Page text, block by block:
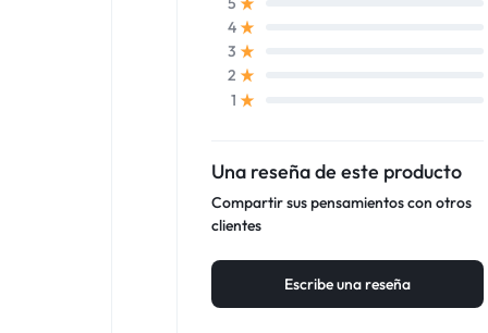
4
3
2
1
Una reseña de este producto
Compartir sus pensamientos con otros
clientes
Escribe una reseña